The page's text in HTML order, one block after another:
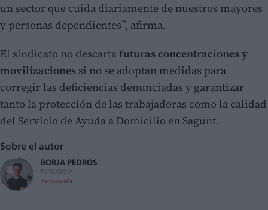
un sector que cuida diariamente de nuestros mayores
y personas dependientes”, afirma.
El sindicato no descarta futuras concentraciones y
movilizaciones si no se adoptan medidas para
corregir las deficiencias denunciadas y garantizar
tanto la protección de las trabajadoras como la calidad
del Servicio de Ayuda a Domicilio en Sagunt.
Sobre el autor
BORJA PEDRÓS
PERIODISTA
Ver biografía